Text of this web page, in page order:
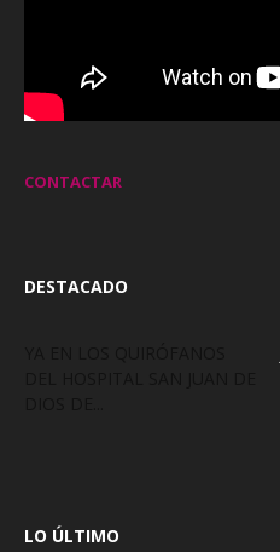
CONTACTAR
DESTACADO
LO ÚLTIMO